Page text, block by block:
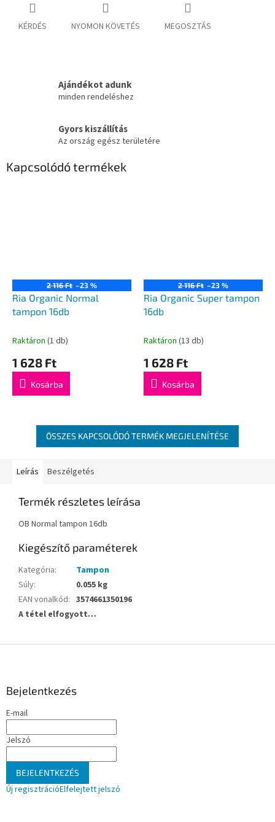
KÉRDÉS NYOMON KÖVETÉS MEGOSZTÁS
Ajándékot adunk
minden rendeléshez
Gyors kiszállítás
Az ország egész területére
Kapcsolódó termékek
2 116 Ft –23 %
Ria Organic Normal
tampon 16db
Raktáron (1 db)
1 628 Ft
Kosárba
2 116 Ft –23 %
Ria Organic Super tampon
16db
Raktáron (13 db)
1 628 Ft
Kosárba
ÖSSZES KAPCSOLÓDÓ TERMÉK MEGJELENÍTÉSE
Leírás Beszélgetés
Termék részletes leírása
OB Normal tampon 16db
Kiegészítő paraméterek
Kategória:
Tampon
Súly:
0.055 kg
EAN vonalkód: 3574661350196
A tétel elfogyott…
Bejelentkezés
E-mail
Jelszó
BEJELENTKEZÉS
Új regisztrációElfelejtett jelszó